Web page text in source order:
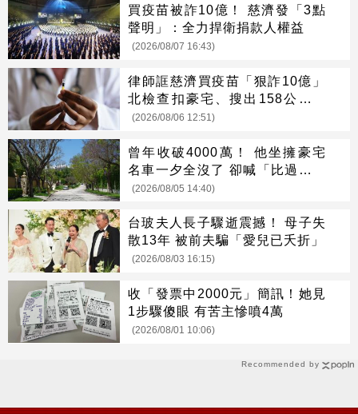
Recommended by
買疫苗被詐10億！ 慈濟發「3點
聲明」：全力捍衛捐款人權益
(2026/08/07 16:43)
律師誆慈濟買疫苗「狠詐10億」
北檢查扣豪宅、搜出158公斤黃
金
(2026/08/06 12:51)
曾年收破4000萬！ 他坐擁豪宅
名車一夕全沒了 卻喊「比過去更
快樂」
(2026/08/05 14:40)
台玻夫人長子驟逝震撼！ 母子失
散13年 被前夫騙「愛兒已夭折」
(2026/08/03 16:15)
收「發票中2000元」簡訊！她見
1步驟傻眼 有苦主慘噴4萬
(2026/08/01 10:06)